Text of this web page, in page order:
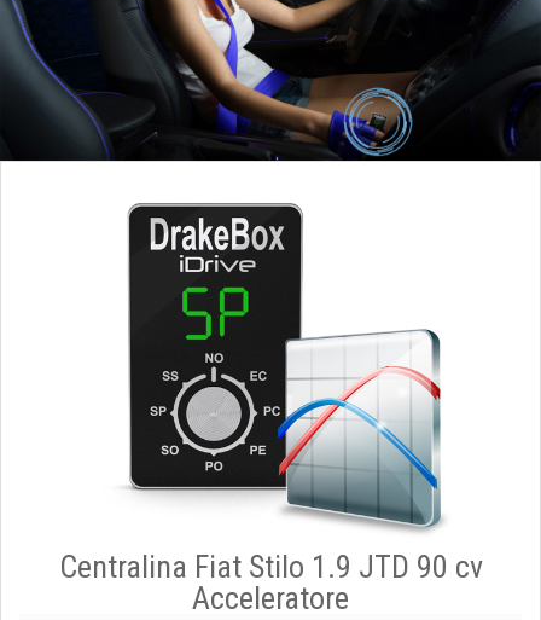
Centralina Fiat Stilo 1.9 JTD 90 cv
Acceleratore